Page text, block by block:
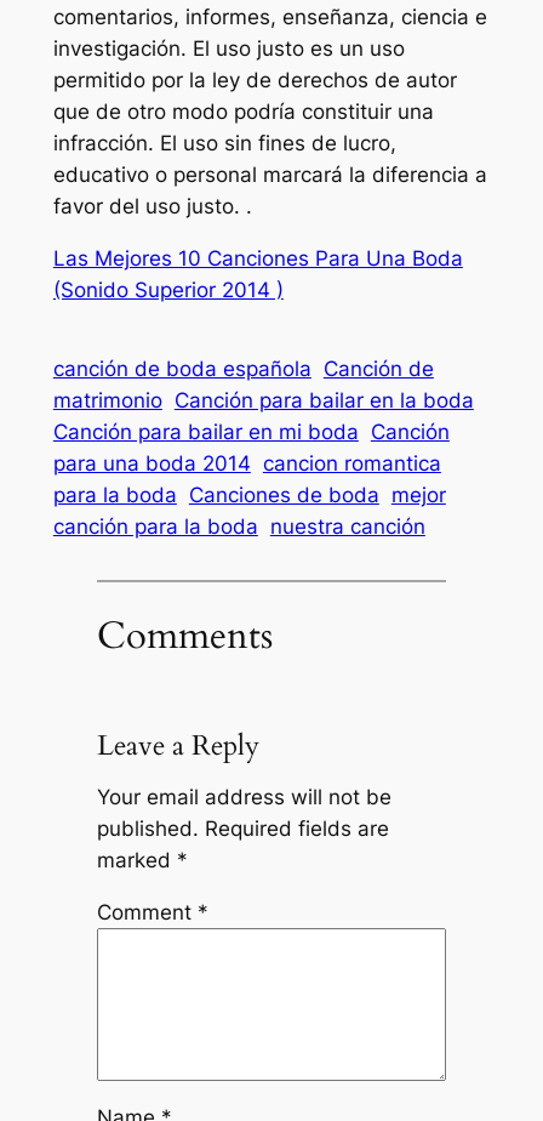
comentarios, informes, enseñanza, ciencia e
investigación. El uso justo es un uso
permitido por la ley de derechos de autor
que de otro modo podría constituir una
infracción. El uso sin fines de lucro,
educativo o personal marcará la diferencia a
favor del uso justo. .
Las Mejores 10 Canciones Para Una Boda
(Sonido Superior 2014 )
canción de boda española Canción de
matrimonio Canción para bailar en la boda
Canción para bailar en mi boda Canción
para una boda 2014 cancion romantica
para la boda Canciones de boda mejor
canción para la boda nuestra canción
Comments
Leave a Reply
Your email address will not be
published. Required fields are
marked *
Comment *